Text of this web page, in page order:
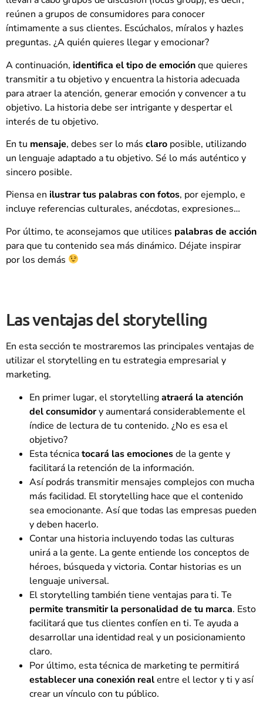
reúnen a grupos de consumidores para conocer
íntimamente a sus clientes. Escúchalos, míralos y hazles
preguntas. ¿A quién quieres llegar y emocionar?
A continuación, identifica el tipo de emociónque quieres
transmitir a tu objetivo y encuentra la historia adecuada
para atraer la atención, generar emoción y convencer a tu
objetivo. La historia debe ser intrigante y despertar el
interés de tu objetivo.
En tu mensaje, debes ser lo más claro posible, utilizando
un lenguaje adaptado a tu objetivo. Sé lo más auténtico y
sincero posible.
Piensa en ilustrar tus palabras con fotos, por ejemplo, e
incluye referencias culturales, anécdotas, expresiones…
Por último, te aconsejamos que utilices palabras de acción
para que tu contenido sea más dinámico. Déjate inspirar
por los demás
Las ventajas del storytelling
En esta sección te mostraremos las principales ventajas de
utilizar el storytelling en tu estrategia empresarial y
marketing.
En primer lugar, el storytellingatraerá la atención
del consumidory aumentará considerablemente el
índice de lectura de tu contenido. ¿No es esa el
objetivo?
Esta técnicatocará las emocionesde la gente y
facilitará la retención de la información.
Así podrás transmitir mensajes complejos con mucha
más facilidad. El storytelling hace que el contenido
sea emocionante. Así que todas las empresas pueden
y deben hacerlo.
Contar una historia incluyendo todas las culturas
unirá a la gente. La gente entiende los conceptos de
héroes, búsqueda y victoria. Contar historias es un
lenguaje universal.
El storytelling también tiene ventajas para ti. Te
permite transmitir la personalidad de tu marca. Esto
facilitará que tus clientes confíen en ti. Te ayuda a
desarrollar una identidad real y un posicionamiento
claro.
Por último, esta técnica de marketing te permitirá
establecer una conexión realentre el lector y ti y así
crear un vínculo con tu público.